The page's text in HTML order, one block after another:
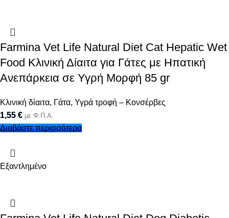
Farmina Vet Life Natural Diet Cat Hepatic Wet
Food Κλινική Δίαιτα για Γάτες με Ηπατική
Ανεπάρκεια σε Υγρή Μορφή 85 gr
Κλινική δίαιτα, Γάτα, Υγρά τροφή – Κονσέρβες
1,55 € με Φ.Π.Α.
Διαβάστε περισσότερα
Εξαντλημένο